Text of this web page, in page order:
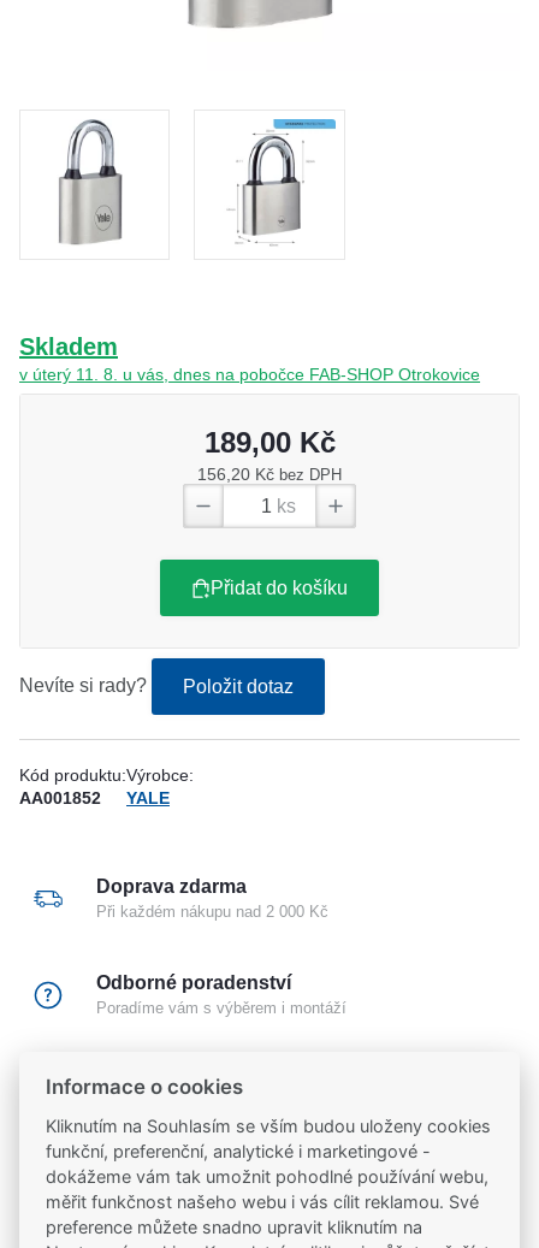
Skladem
v úterý 11. 8. u vás, dnes na pobočce FAB-SHOP Otrokovice
189,00 Kč
156,20 Kč bez DPH
ks
Přidat do košíku
Nevíte si rady? Položit dotaz
Kód produktu:
AA001852
Výrobce:
YALE
Doprava zdarma
Při každém nákupu nad 2 000 Kč
Odborné poradenství
Poradíme vám s výběrem i montáží
Certifikovaný partner
20 let na trhu
Poradíme vám, máme 20 let zkušeností
Informace o cookies
Kliknutím na Souhlasím se vším budou uloženy cookies
funkční, preferenční, analytické i marketingové -
dokážeme vám tak umožnit pohodlné používání webu,
měřit funkčnost našeho webu i vás cílit reklamou. Své
preference můžete snadno upravit kliknutím na